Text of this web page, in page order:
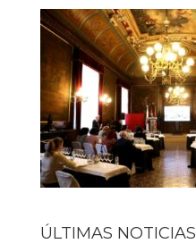
ÚLTIMAS NOTICIAS